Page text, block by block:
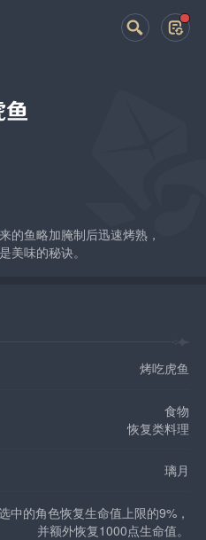
鱼
的鱼略加腌制后迅速烤熟，
美味的秘诀。
烤吃虎鱼
食物
恢复类料理
璃月
中的角色恢复生命值上限的9%，
并额外恢复1000点生命值。